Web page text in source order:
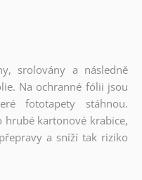
srolovány a následně
Na ochranné fólii jsou
fototapety stáhnou.
hrubé kartonové krabice,
a sníží tak riziko